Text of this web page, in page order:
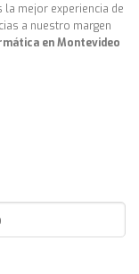
la mejor experiencia de
a nuestro margen
en Montevideo